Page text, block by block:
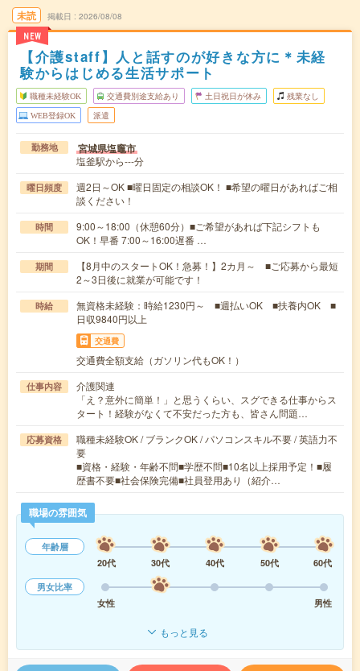
未読
NEW
掲載日 2026/08/08
【介護staff】人と話すのが好きな方に＊未経
験からはじめる生活サポート
職種未経験OK 交通費別途支給あり 土日祝日が休み 残業なし
WEB登録OK 派遣
勤務地 宮城県塩竈市
塩釜駅から---分
曜日頻度
週2日～OK ■曜日固定の相談OK！ ■希望の曜日があればご相
談ください！
時間
9:00～18:00（休憩60分）■ご希望があれば下記シフトも
OK！早番 7:00～16:00遅番 …
期間
【8月中のスタートOK！急募！】2カ月～ ■ご応募から最短
2～3日後に就業が可能です！
時給
無資格未経験：時給1230円～ ■週払いOK ■扶養内OK ■
日収9840円以上
交通費
交通費全額支給（ガソリン代もOK！）
仕事内容
介護関連
「え？意外に簡単！」と思うくらい、スグできる仕事からス
タート！経験がなくて不安だった方も、皆さん問題…
応募資格
職種未経験OK / ブランクOK / パソコンスキル不要 / 英語力不
要
■資格・経験・年齢不問■学歴不問■10名以上採用予定！■履
歴書不要■社会保険完備■社員登用あり（紹介…
職場の雰囲気
年齢層
20代
30代 40代 50代
60代
男女比率
女性
男性
もっと見る